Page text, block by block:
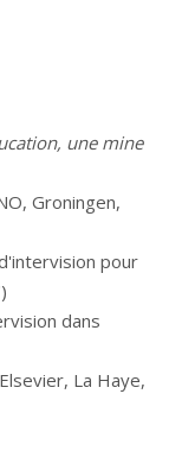
une mine
Groningen,
pour
dans
La Haye,